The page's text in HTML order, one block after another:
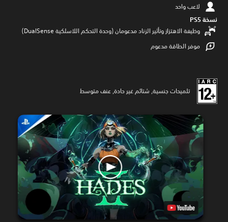
لاعب واحد
نسخة PS5‏
وظيفة الاهتزاز وتأثير الزناد مدعومان (وحدة التحكم اللاسلكية DualSense‏)
موفر الطاقة مدعوم
تلميحات جنسية, شتائم غير حادة, عنف متوسط